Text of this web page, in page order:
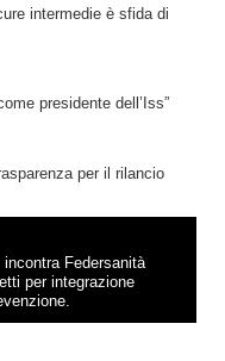
intermedie è sfida di
presidente dell’Iss”
per il rilancio
Federsanità
per integrazione